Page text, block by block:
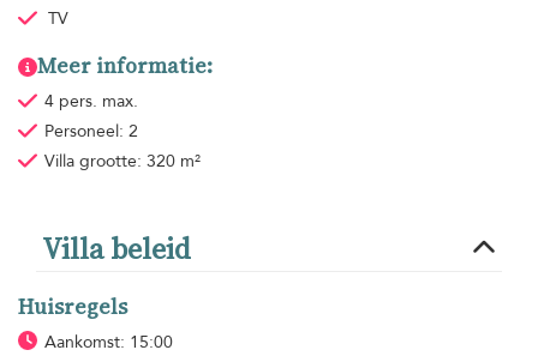
TV
Meer informatie:
4 pers. max.
Personeel: 2
Villa grootte: 320 m²
Villa beleid
Huisregels
Aankomst: 15:00